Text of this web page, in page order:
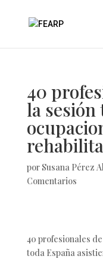
40
la sesión
por Susana Pérez
Comentarios
40 profesionales
toda España